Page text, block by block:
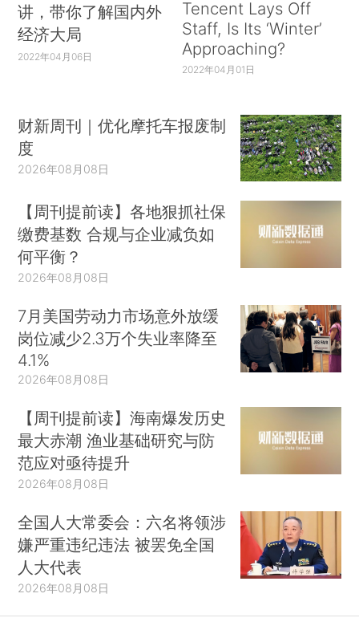
讲，带你了解国内外
经济大局
2022年04月06日
Tencent Lays Off
Staff, Is Its ‘Winter’
Approaching?
2022年04月01日
财新周刊｜优化摩托车报废制
度
2026年08月08日
【周刊提前读】各地狠抓社保
缴费基数 合规与企业减负如
何平衡？
2026年08月08日
7月美国劳动力市场意外放缓
岗位减少2.3万个失业率降至
4.1%
2026年08月08日
【周刊提前读】海南爆发历史
最大赤潮 渔业基础研究与防
范应对亟待提升
2026年08月08日
全国人大常委会：六名将领涉
嫌严重违纪违法 被罢免全国
人大代表
2026年08月08日